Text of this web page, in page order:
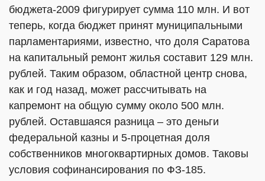
бюджета-2009 фигурирует сумма 110 млн. И вот
теперь, когда бюджет принят муниципальными
парламентариями, известно, что доля Саратова
на капитальный ремонт жилья составит 129 млн.
рублей. Таким образом, областной центр снова,
как и год назад, может рассчитывать на
капремонт на общую сумму около 500 млн.
рублей. Оставшаяся разница – это деньги
федеральной казны и 5-процетная доля
собственников многоквартирных домов. Таковы
условия софинансирования по ФЗ-185.